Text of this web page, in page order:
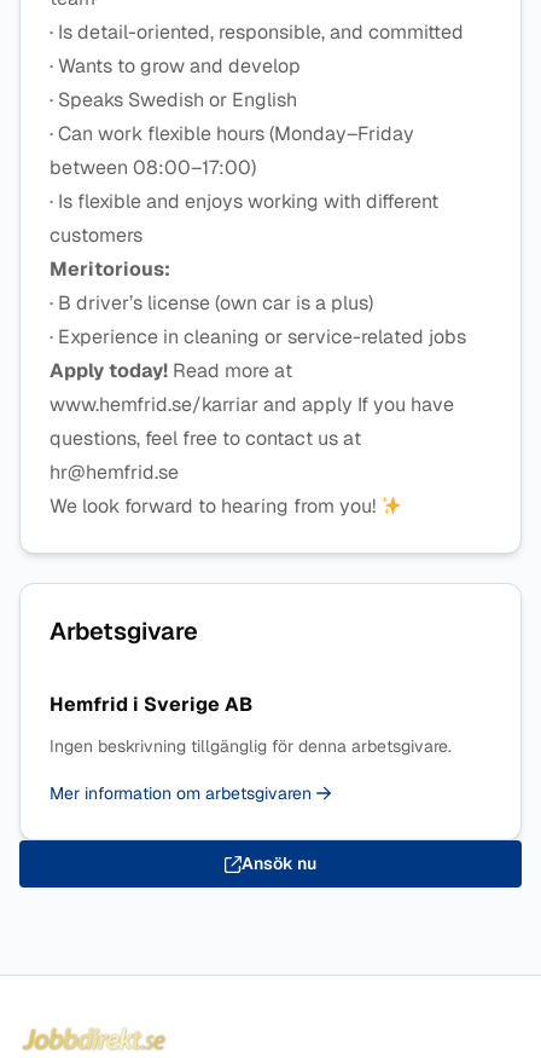
· Is detail-oriented, responsible, and committed
· Wants to grow and develop
· Speaks Swedish or English
· Can work flexible hours (Monday–Friday
between 08:00–17:00)
· Is flexible and enjoys working with different
customers
Meritorious:
· B driver’s license (own car is a plus)
· Experience in cleaning or service-related jobs
Apply today! Read more at
www.hemfrid.se/karriar and apply If you have
questions, feel free to contact us at
hr@hemfrid.se
We look forward to hearing from you!
Arbetsgivare
Hemfrid i Sverige AB
Ingen beskrivning tillgänglig för denna arbetsgivare.
Mer information om arbetsgivaren
Ansök nu